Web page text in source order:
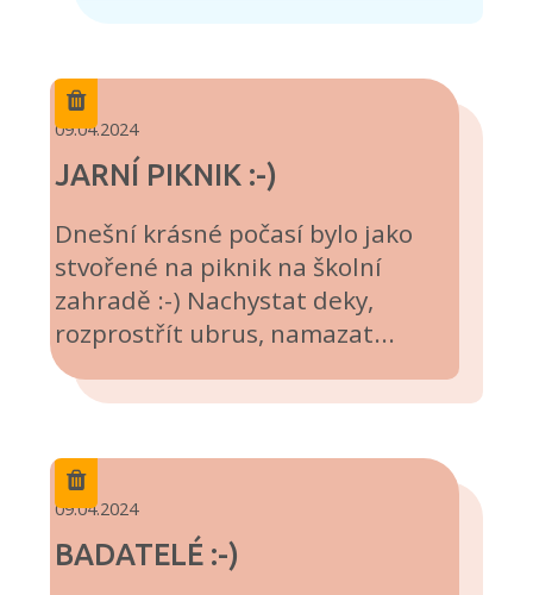
09.04.2024
JARNÍ PIKNIK :-)
Dnešní krásné počasí bylo jako
stvořené na piknik na školní
zahradě :-) Nachystat deky,
rozprostřít ubrus, namazat...
09.04.2024
BADATELÉ :-)